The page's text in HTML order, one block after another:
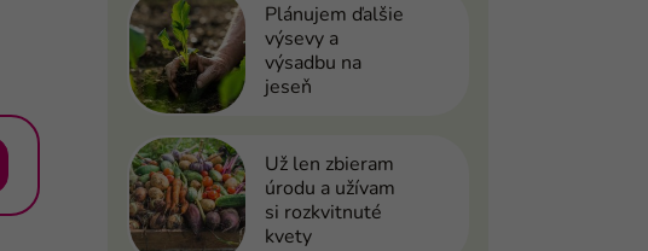
Plánujem ďalšie
výsevy a
výsadbu na
jeseň
Už len zbieram
úrodu a užívam
si rozkvitnuté
kvety